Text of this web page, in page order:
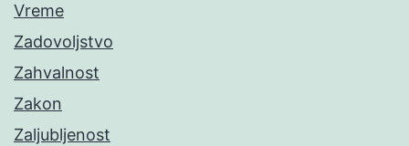
Vreme
Zadovoljstvo
Zahvalnost
Zakon
Zaljubljenost